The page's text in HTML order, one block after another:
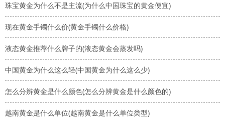
珠宝黄金为什么不是主流(为什么中国珠宝的黄金便宜)
现在黄金手镯什么价(黄金手镯什么价格)
液态黄金推荐什么牌子的(液态黄金会蒸发吗)
中国黄金为什么这么轻(中国黄金为什么这么少)
怎么分辨黄金是什么颜色(怎么分辨黄金是什么颜色的)
越南黄金是什么单位(越南黄金是什么单位类型)